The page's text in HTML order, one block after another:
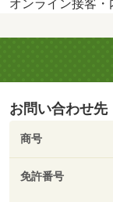
オンライン接客
お問い合わせ先
商号
免許番号